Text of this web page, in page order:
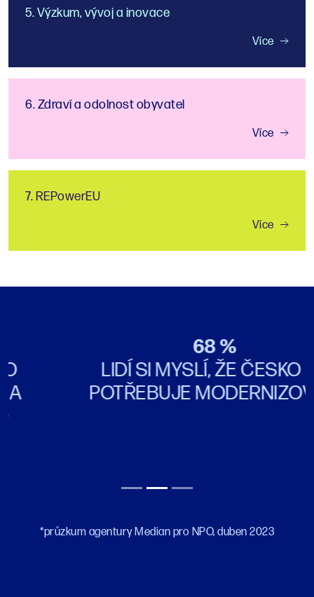
5. Výzkum, vývoj a inovace
Více
6. Zdraví a odolnost obyvatel
Více
7. REPowerEU
Více
LIDÍ SI MYSLÍ, ŽE ČESKO SE
POTŘEBUJE MODERNIZOVAT*
*průzkum agentury Median pro NPO, duben 2023